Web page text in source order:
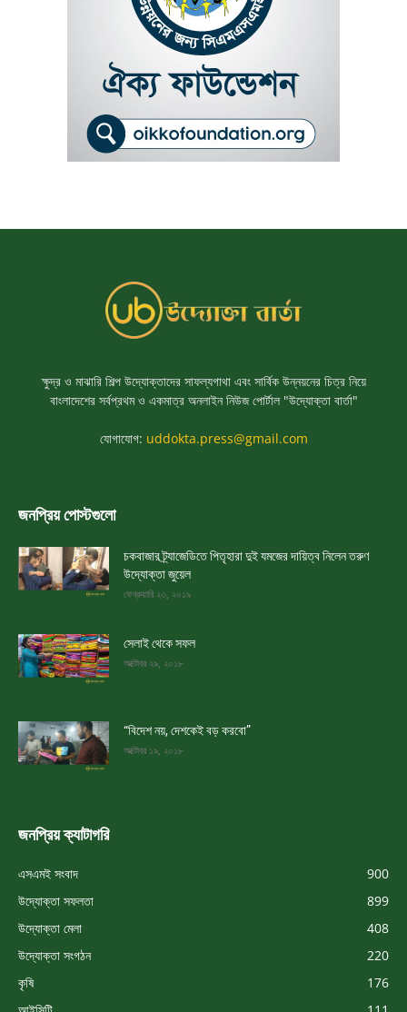
ক্ষুদ্র ও মাঝারি শিল্প উদ্যোক্তাদের সাফল্যগাথা এবং সার্বিক উন্নয়নের চিত্র নিয়ে
বাংলাদেশের সর্বপ্রথম ও একমাত্র অনলাইন নিউজ পোর্টাল "উদ্যোক্তা বার্তা"
যোগাযোগ: uddokta.press@gmail.com
জনপ্রিয় পোস্টগুলো
চকবাজার ট্র্যাজেডিতে পিতৃহারা দুই যমজের দায়িত্ব নিলেন তরুণ
উদ্যোক্তা জুয়েল
ফেব্রুয়ারি ২৩, ২০১৯
সেলাই থেকে সফল
অক্টোবর ২৯, ২০১৮
“বিদেশ নয়, দেশকেই বড় করবো”
অক্টোবর ১৯, ২০১৮
জনপ্রিয় ক্যাটাগরি
এসএমই সংবাদ
900
উদ্যোক্তা সফলতা
899
উদ্যোক্তা মেলা
408
উদ্যোক্তা সংগঠন
220
কৃষি
176